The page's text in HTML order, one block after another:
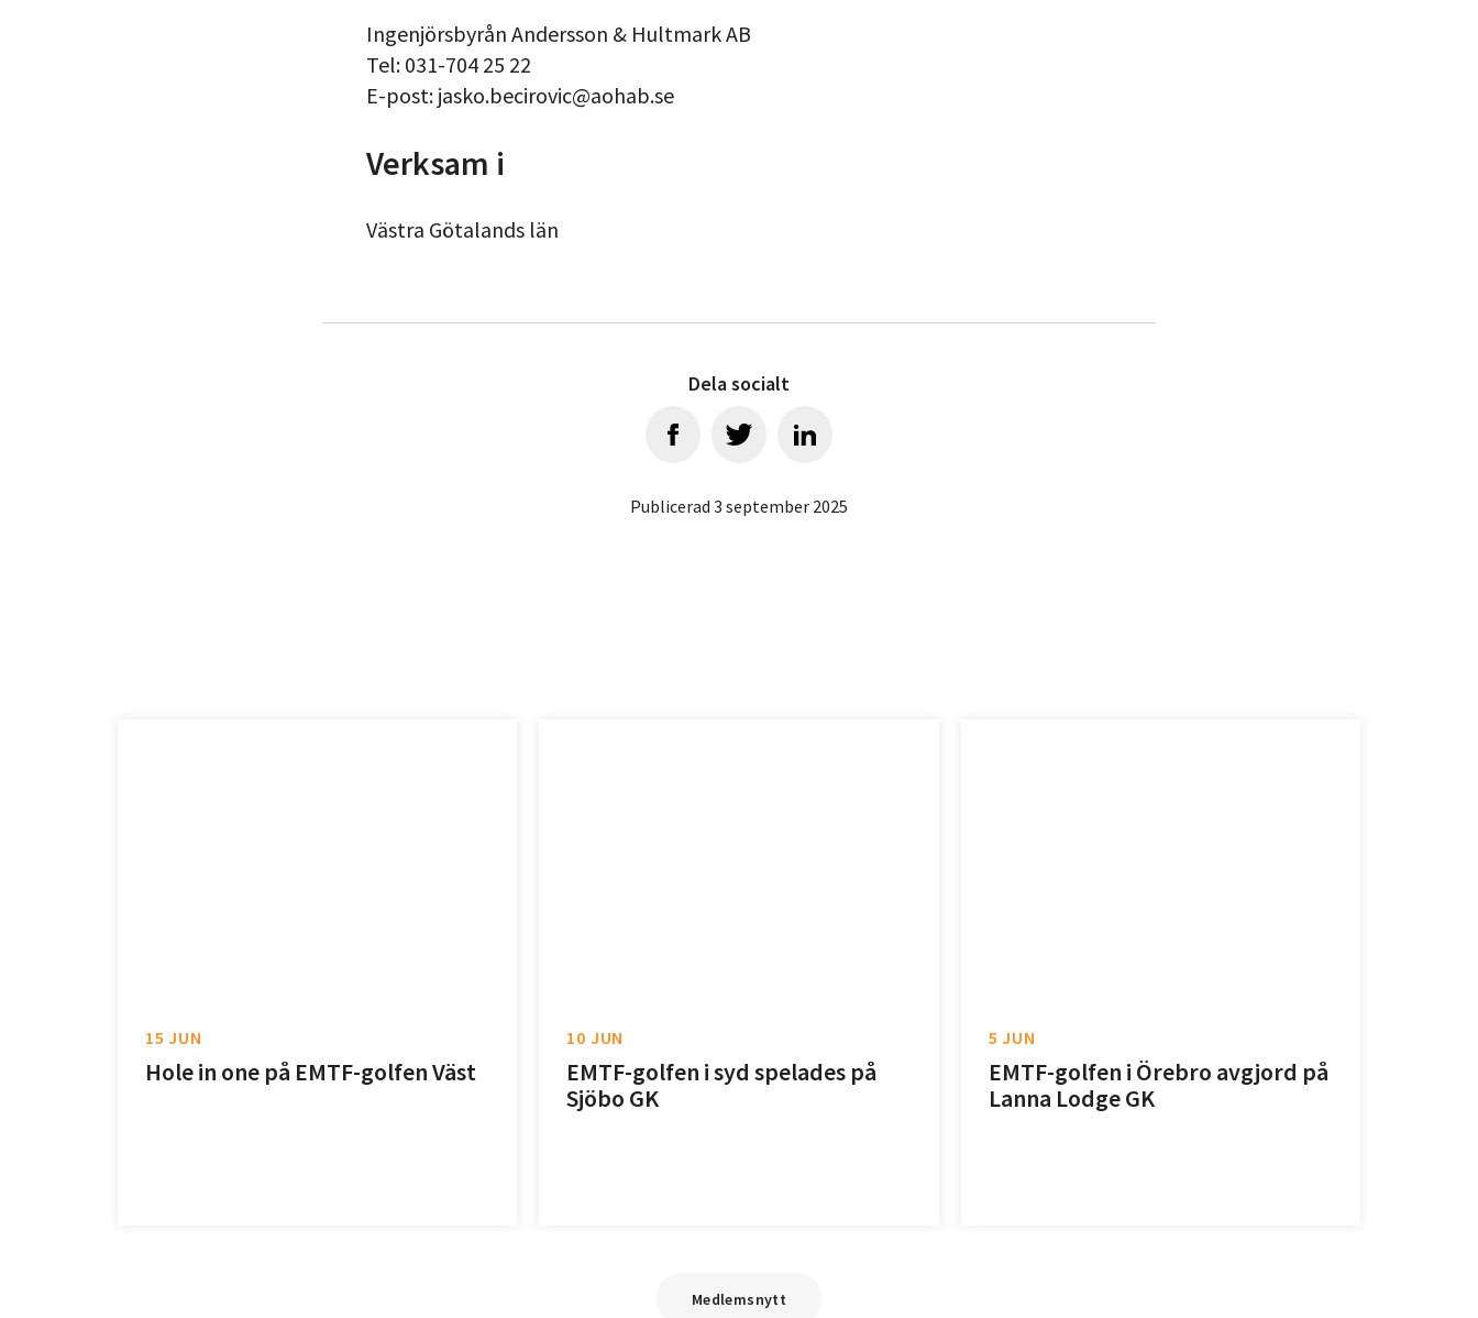
Ingenjörsbyrån Andersson & Hultmark AB
Tel: 031-704 25 22
E-post: jasko.becirovic@aohab.se
Verksam i
Västra Götalands län
Dela socialt
Publicerad 3 september 2025
15 JUN
Hole in one på EMTF-golfen Väst
10 JUN
EMTF-golfen i syd spelades på
Sjöbo GK
5 JUN
EMTF-golfen i Örebro avgjord på
Lanna Lodge GK
Medlemsnytt